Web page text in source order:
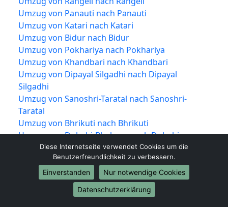
Umzug von Panauti nach Panauti
Umzug von Katari nach Katari
Umzug von Bidur nach Bidur
Umzug von Pokhariya nach Pokhariya
Umzug von Khandbari nach Khandbari
Umzug von Dipayal Silgadhi nach Dipayal
Silgadhi
Umzug von Sanoshri-Taratal nach Sanoshri-
Taratal
Umzug von Bhrikuti nach Bhrikuti
Umzug von Duhabi-Bhaluwa nach Duhabi-
Bhaluwa
Umzug von Shankharapur nach Shankharapur
Umzug von Dudhauli nach Dudhauli
Umzug von Sabaila nach Sabaila
Umzug von Banepa nach Banepa
Diese Internetseite verwendet Cookies um die
Benutzerfreundlichkeit zu verbessern.
Einverstanden
Nur notwendige Cookies
Datenschutzerklärung